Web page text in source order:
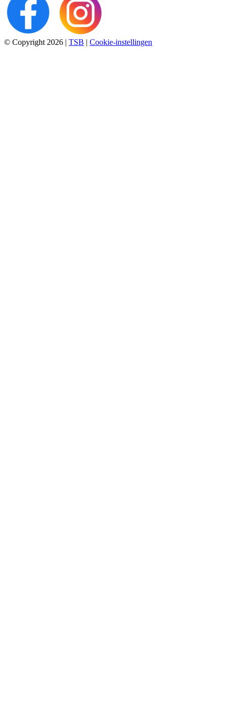
© Copyright 2026 | TSB | Cookie-instellingen